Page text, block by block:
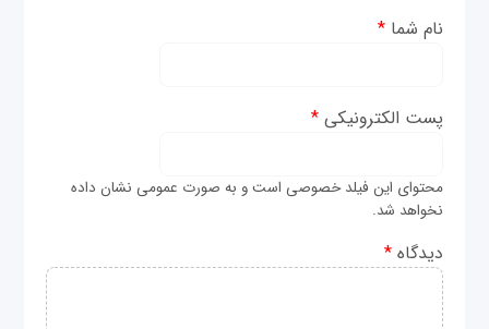
نام شما*
پست الکترونیکی*
محتوای این فیلد خصوصی است و به صورت عمومی نشان داده
نخواهد شد.
دیدگاه*